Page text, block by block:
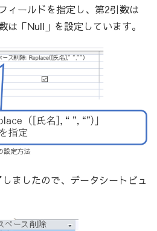
ィールドを指定し、第2引数は
は「Null」を設定しています。
設定方法
ましたので、データシートビュ